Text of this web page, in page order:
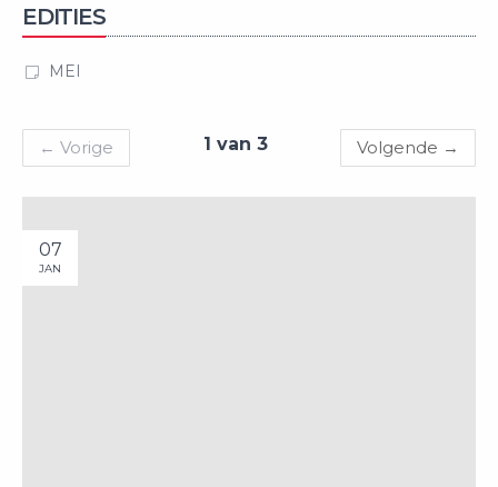
EDITIES
MEI
← Vorige 1 van 3 Volgende →
07
JAN